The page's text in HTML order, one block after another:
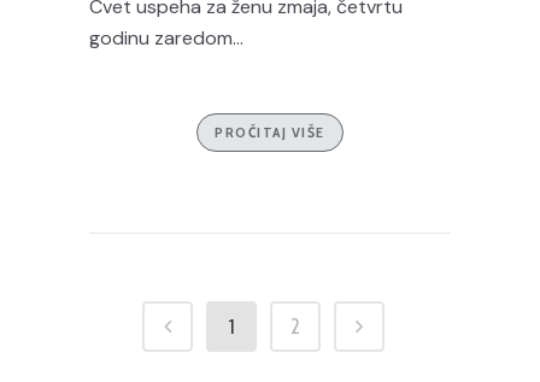
Cvet uspeha za ženu zmaja, četvrtu
godinu zaredom...
PROČITAJ VIŠE
1 2